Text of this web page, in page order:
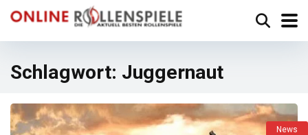
Schlagwort: Juggernaut
News